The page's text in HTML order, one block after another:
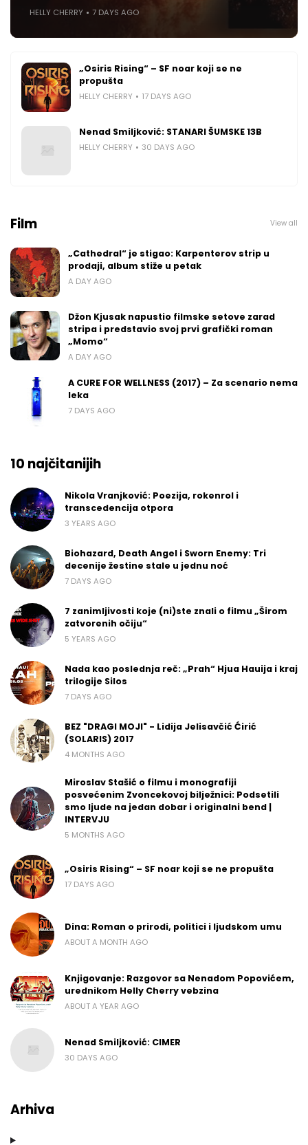
HELLY CHERRY 7 DAYS AGO
„Osiris Rising“ – SF noar koji se ne
propušta
HELLY CHERRY 17 DAYS AGO
Nenad Smiljković: STANARI ŠUMSKE 13B
HELLY CHERRY 30 DAYS AGO
Film View all
„Cathedral“ je stigao: Karpenterov strip u
prodaji, album stiže u petak
A DAY AGO
Džon Kjusak napustio filmske setove zarad
stripa i predstavio svoj prvi grafički roman
„Momo“
A DAY AGO
A CURE FOR WELLNESS (2017) – Za scenario nema
leka
7 DAYS AGO
10 najčitanijih
Nikola Vranjković: Poezija, rokenrol i
transcedencija otpora
3 YEARS AGO
Biohazard, Death Angel i Sworn Enemy: Tri
decenije žestine stale u jednu noć
7 DAYS AGO
7 zanimljivosti koje (ni)ste znali o filmu „Širom
zatvorenih očiju“
5 YEARS AGO
Nada kao poslednja reč: „Prah“ Hjua Hauija i kraj
trilogije Silos
7 DAYS AGO
BEZ "DRAGI MOJI" - Lidija Jelisavčić Ćirić
(SOLARIS) 2017
4 MONTHS AGO
Miroslav Stašić o filmu i monografiji
posvećenim Zvoncekovoj bilježnici: Podsetili
smo ljude na jedan dobar i originalni bend |
INTERVJU
5 MONTHS AGO
„Osiris Rising“ – SF noar koji se ne propušta
17 DAYS AGO
Dina: Roman o prirodi, politici i ljudskom umu
ABOUT A MONTH AGO
Knjigovanje: Razgovor sa Nenadom Popovićem,
urednikom Helly Cherry vebzina
ABOUT A YEAR AGO
Nenad Smiljković: CIMER
30 DAYS AGO
Arhiva